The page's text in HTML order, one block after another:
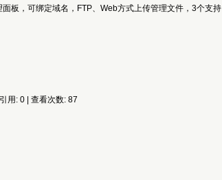
板，可绑定域名，FTP、Web方式上传管理文件，3个支持
用: 0 | 查看次数: 87